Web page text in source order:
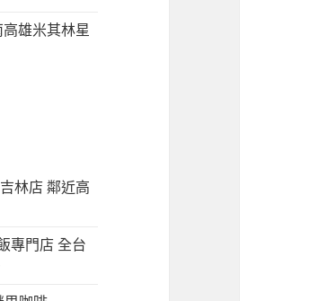
雄米其林星
林店 鄰近高
專門店 全台